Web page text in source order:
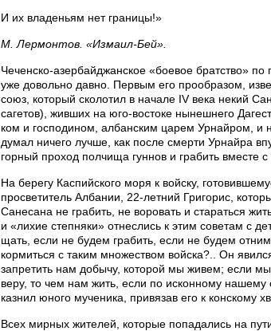
И их владеньям нет границы!»
М. Лермонтов. «Измаил-Бей».
Чеченско-азербайджанское «боевое брат­ство»
уже довольно давно. Первым его прообразом,
союз, который сколотил в начале IV века некий
са­ге­тов), живших на юго-востоке нынешнего
ком и господином, албанским царем Ур­най­ром, и
ду­мал ничего лучше, как после смерти Урнайра
горный проход полчища гуннов и грабить вместе
На берегу Каспийского моря к войску,
просветитель Албании, 22-летний Григорис,
Санесана не грабить, не воровать и стараться
и «лихие степняки» отнеслись к этим советам с
щать, если не будем грабить, если не будем
кор­мить­ся с таким множеством войска?.. Он
запретить нам добычу, которой мы живем; если
веру, то чем нам жить, если по исконному
казнил юного мученика, привязав его к конскому
Всех мирных жителей, которые попадались на